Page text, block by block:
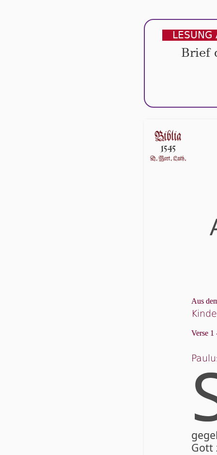
LESUNG
Brief
Aus
Verse 1
Gott